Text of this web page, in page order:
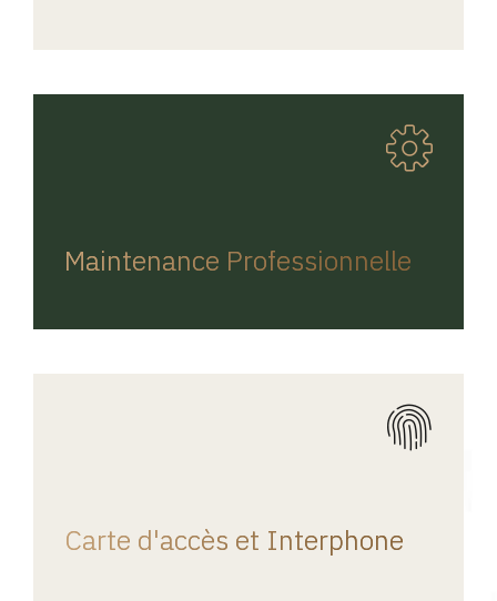
Maintenance Professionnelle
Carte d'accès et Interphone